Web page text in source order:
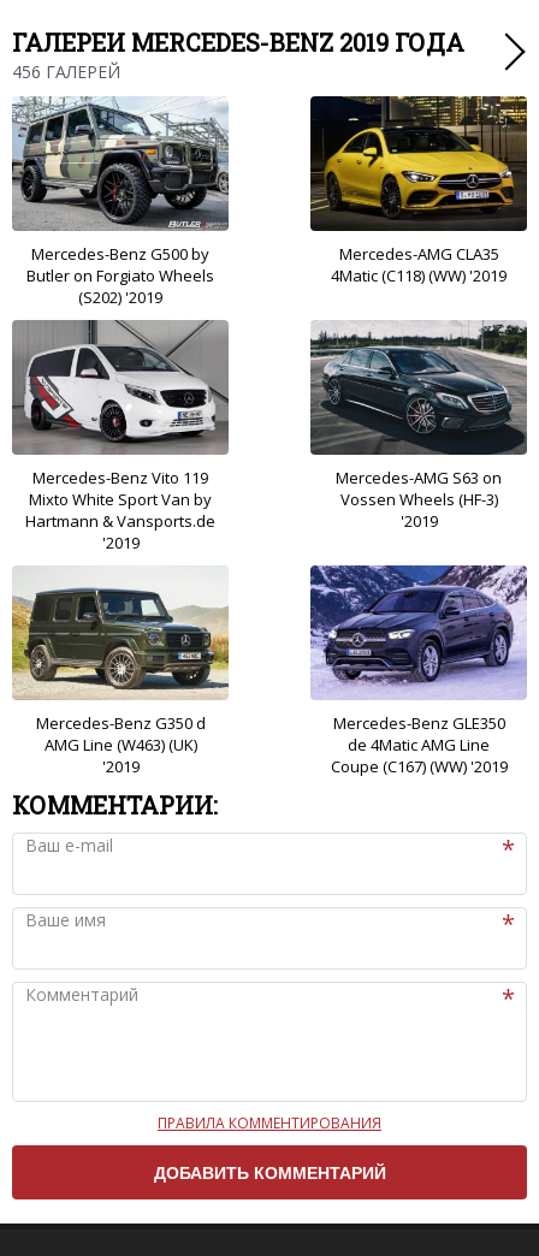
ГАЛЕРЕИ MERCEDES-BENZ 2019 ГОДА
456 ГАЛЕРЕЙ
Mercedes-Benz G500 by
Butler on Forgiato Wheels
(S202) '2019
Mercedes-AMG CLA35
4Matic (C118) (WW) '2019
Mercedes-Benz Vito 119
Mixto White Sport Van by
Hartmann & Vansports.de
'2019
Mercedes-AMG S63 on
Vossen Wheels (HF-3)
'2019
Mercedes-Benz G350 d
AMG Line (W463) (UK)
'2019
Mercedes-Benz GLE350
de 4Matic AMG Line
Coupe (C167) (WW) '2019
КОММЕНТАРИИ:
Ваш e-mail
Ваше имя
Комментарий
Чтобы ваш комментарий был опубликован на сайте,
вам нужно придерживаться следующих правил:
Комментарий не может быть слишком
ПРАВИЛА КОММЕНТИРОВАНИЯ